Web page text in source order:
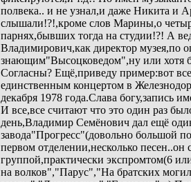
полвека.. и не узнал,и даже Никита и
слышали!?!,кроме слов Марины,о
парнях,бывших тогда на студии!?! А
Владимирович,как директор музея,по
знающим"Высоцковедом",ну или хотя
Согласны? Ещё,приведу пример:вот
единственным концертом в
декабря 1978 года.Слава богу,запись
И все,все считают что это один раз
день,Владимир Семёнович дал ещё
завода"Прогресс"(довольно большой
первом отделении,несколько песен..он
группой,практически экспромтом(6
на волков","Парус","На братских